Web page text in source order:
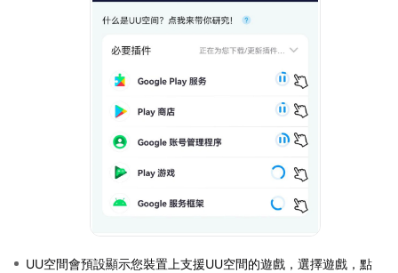
UU空間會預設顯示您裝置上支援UU空間的遊戲，選擇遊戲，點